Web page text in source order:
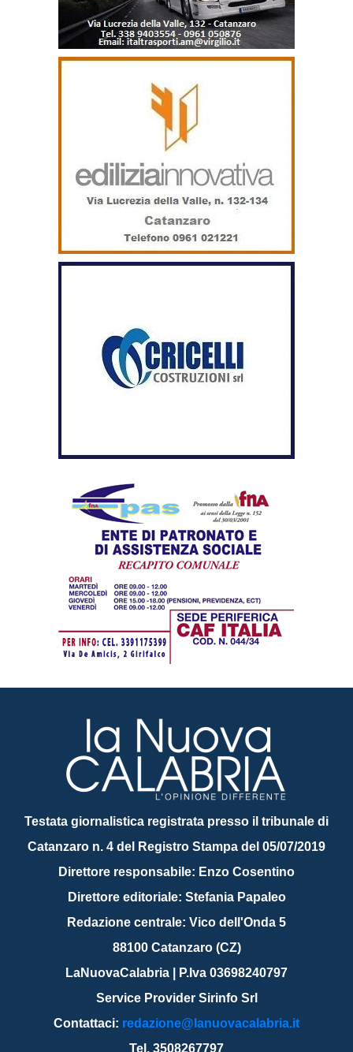
Testata giornalistica registrata presso il tribunale di
Catanzaro n. 4 del Registro Stampa del 05/07/2019
Direttore responsabile: Enzo Cosentino
Direttore editoriale: Stefania Papaleo
Redazione centrale: Vico dell'Onda 5
88100 Catanzaro (CZ)
LaNuovaCalabria | P.Iva 03698240797
Service Provider Sirinfo Srl
Contattaci: redazione@lanuovacalabria.it
Tel. 3508267797